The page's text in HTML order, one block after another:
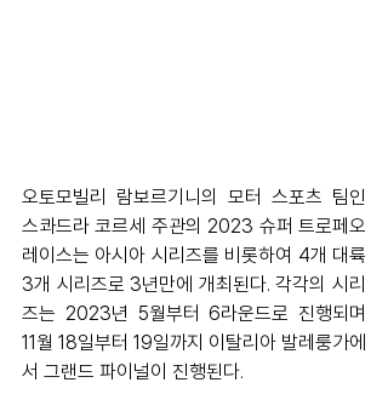
오토모빌리 람보르기니의 모터 스포츠 팀인
스콰드라 코르세 주관의 2023 슈퍼 트로페오
레이스는 아시아 시리즈를 비롯하여 4개 대륙
3개 시리즈로 3년만에 개최된다. 각각의 시리
즈는 2023년 5월부터 6라운드로 진행되며
11월 18일부터 19일까지 이탈리아 발레룽가에
서 그랜드 파이널이 진행된다.